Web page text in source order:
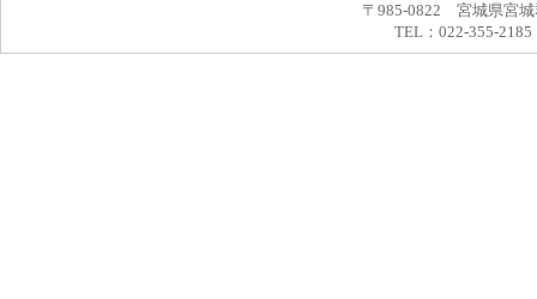
〒985-0822 宮城県宮城
TEL：022-355-